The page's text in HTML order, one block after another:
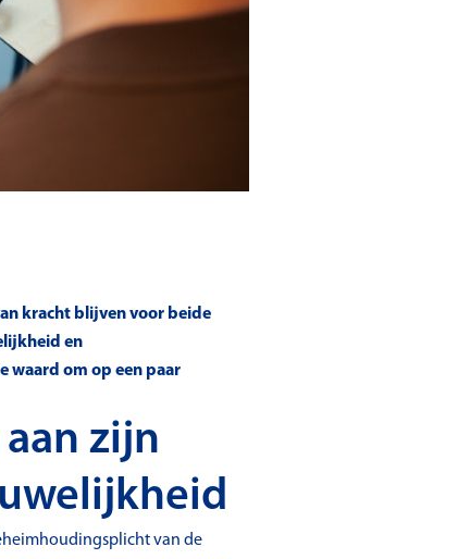
kracht blijven voor beide
en
waard om op een paar
zijn
van de